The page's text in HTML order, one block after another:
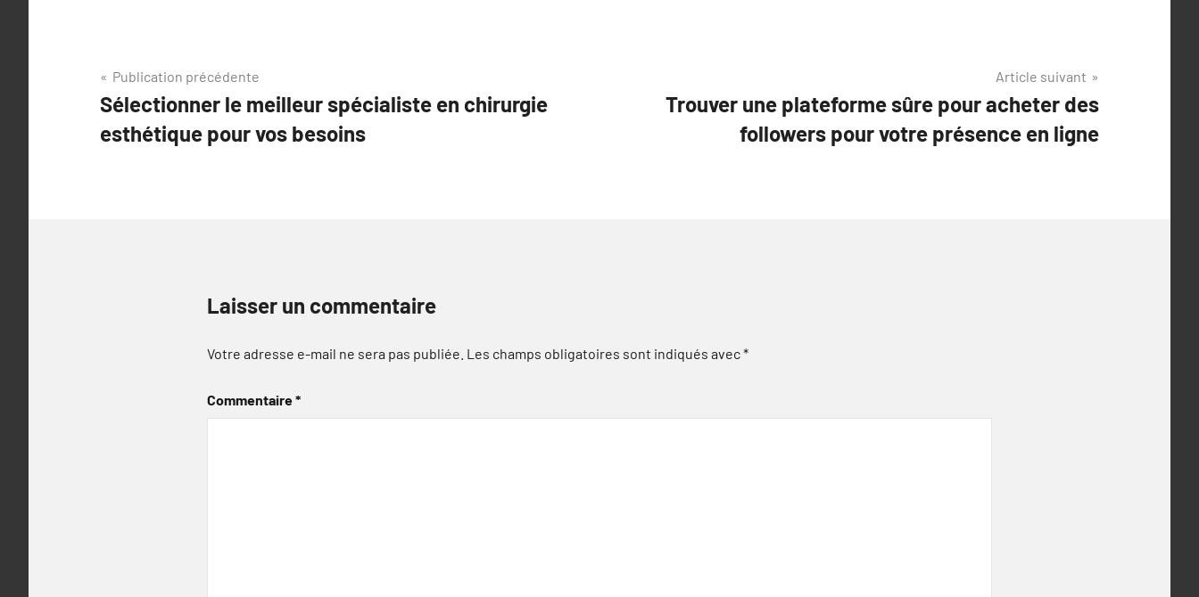
Navigation
de
l’article
Publication précédente
Sélectionner le meilleur spécialiste en chirurgie
esthétique pour vos besoins
Article suivant
Trouver une plateforme sûre pour acheter des
followers pour votre présence en ligne
Laisser un commentaire
Votre adresse e-mail ne sera pas publiée. Les champs obligatoires sont indiqués avec*
Commentaire*